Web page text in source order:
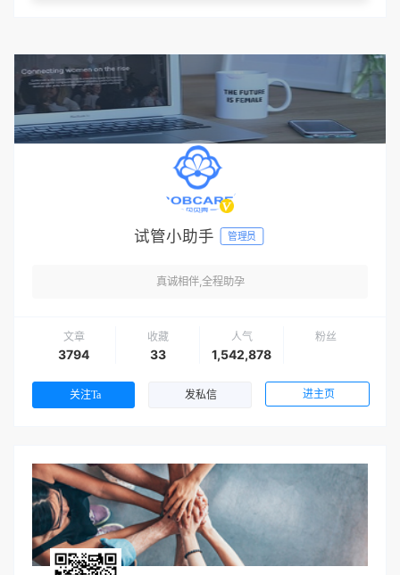
试管小助手 管理员
真诚相伴,全程助孕
文章
3794
收藏
33
人气
1,542,878
粉丝
关注Ta 发私信 进主页